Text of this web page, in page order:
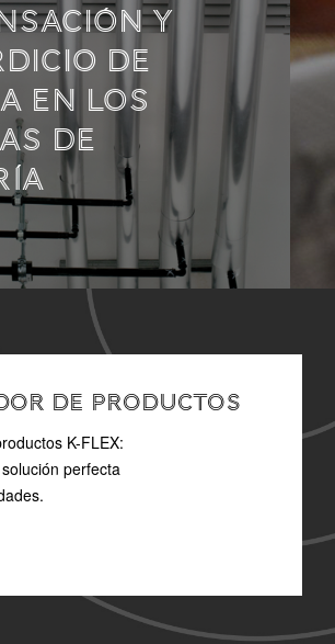
LA CALIDAD
MEDIANTE EL
DEL SONIDO
DE PRODUCTOS
K-FLEX:
perfecta